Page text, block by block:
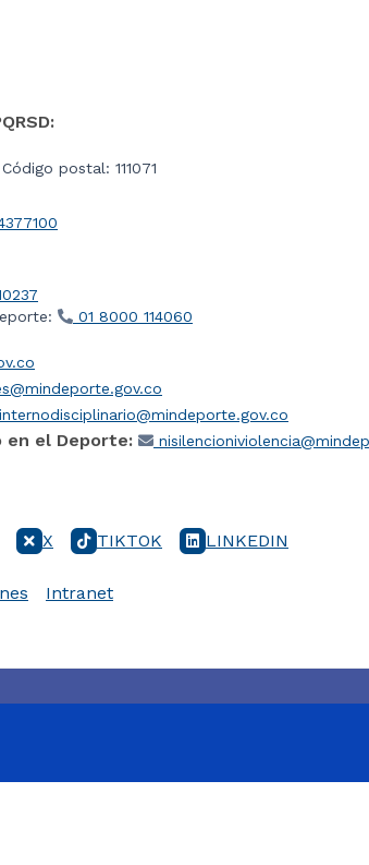
postal: 111071
01 8000 114060
en el Deporte:
X TIKTOK LINKEDIN
Intranet